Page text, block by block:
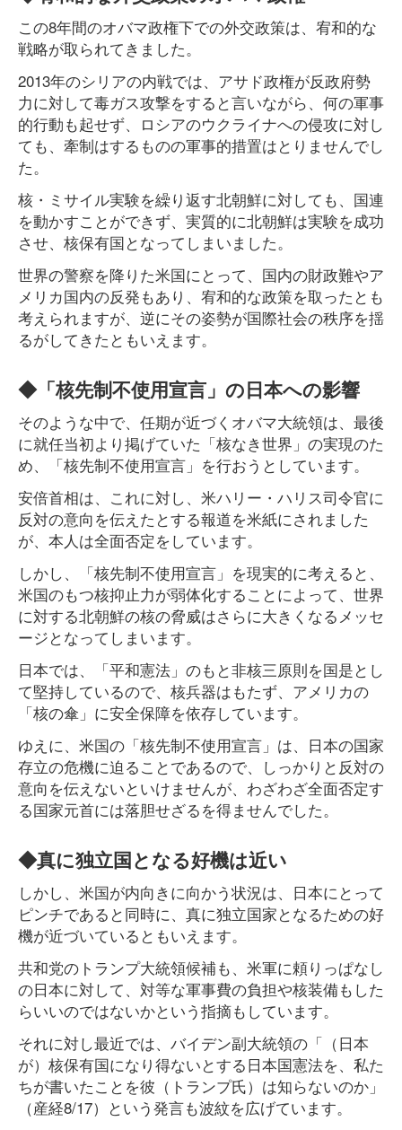
この8年間のオバマ政権下での外交政策は、宥和的な
戦略が取られてきました。
2013年のシリアの内戦では、アサド政権が反政府勢
力に対して毒ガス攻撃をすると言いながら、何の軍事
的行動も起せず、ロシアのウクライナへの侵攻に対し
ても、牽制はするものの軍事的措置はとりませんでし
た。
核・ミサイル実験を繰り返す北朝鮮に対しても、国連
を動かすことができず、実質的に北朝鮮は実験を成功
させ、核保有国となってしまいました。
世界の警察を降りた米国にとって、国内の財政難やア
メリカ国内の反発もあり、宥和的な政策を取ったとも
考えられますが、逆にその姿勢が国際社会の秩序を揺
るがしてきたともいえます。
◆「核先制不使用宣言」の日本への影響
そのような中で、任期が近づくオバマ大統領は、最後
に就任当初より掲げていた「核なき世界」の実現のた
め、「核先制不使用宣言」を行おうとしています。
安倍首相は、これに対し、米ハリー・ハリス司令官に
反対の意向を伝えたとする報道を米紙にされました
が、本人は全面否定をしています。
しかし、「核先制不使用宣言」を現実的に考えると、
米国のもつ核抑止力が弱体化することによって、世界
に対する北朝鮮の核の脅威はさらに大きくなるメッセ
ージとなってしまいます。
日本では、「平和憲法」のもと非核三原則を国是とし
て堅持しているので、核兵器はもたず、アメリカの
「核の傘」に安全保障を依存しています。
ゆえに、米国の「核先制不使用宣言」は、日本の国家
存立の危機に迫ることであるので、しっかりと反対の
意向を伝えないといけませんが、わざわざ全面否定す
る国家元首には落胆せざるを得ませんでした。
◆真に独立国となる好機は近い
しかし、米国が内向きに向かう状況は、日本にとって
ピンチであると同時に、真に独立国家となるための好
機が近づいているともいえます。
共和党のトランプ大統領候補も、米軍に頼りっぱなし
の日本に対して、対等な軍事費の負担や核装備もした
らいいのではないかという指摘もしています。
それに対し最近では、バイデン副大統領の「（日本
が）核保有国になり得ないとする日本国憲法を、私た
ちが書いたことを彼（トランプ氏）は知らないのか」
（産経8/17）という発言も波紋を広げています。